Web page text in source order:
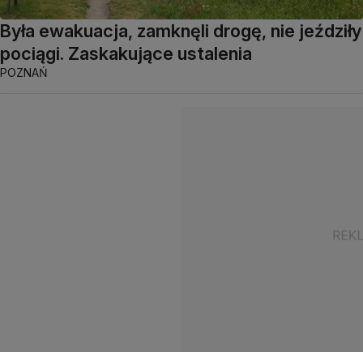
Była ewakuacja, zamknęli drogę, nie jeździły
pociągi. Zaskakujące ustalenia
POZNAŃ